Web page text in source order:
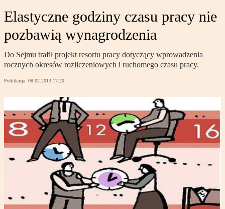
Elastyczne godziny czasu pracy nie
pozbawią wynagrodzenia
Do Sejmu trafił projekt resortu pracy dotyczący wprowadzenia
rocznych okresów rozliczeniowych i ruchomego czasu pracy.
Publikacja: 08.02.2013 17:20